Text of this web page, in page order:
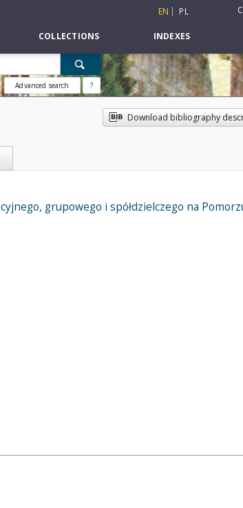
EN PL
COLLECTIONS INDEXES
Advanced search ?
Download bibliography
grupowego i spółdzielczego na